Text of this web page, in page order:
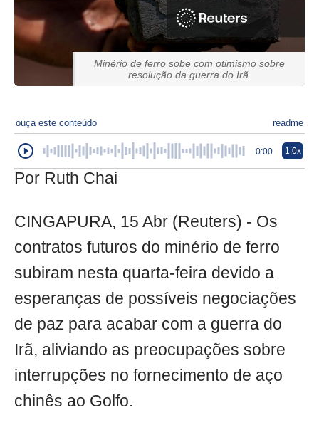
Minério de ferro sobe com otimismo sobre
resolução da guerra do Irã
ouça este conteúdo readme
0:00 1.0x
Por Ruth Chai
CINGAPURA, 15 Abr (Reuters) - Os
contratos futuros do minério de ferro
subiram nesta quarta-feira devido a
esperanças de possíveis negociações
de paz para acabar com a guerra do
Irã, aliviando as preocupações sobre
interrupções no fornecimento de aço
chinês ao Golfo.